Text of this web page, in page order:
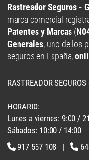
Rastreador Seguros -
marca comercial
Patentes y Marcas (
Generales, uno de los
seguros en España,
RASTREADOR
HORARIO:
Lunes a viernes: 9:00 /
Sábados: 10:00 / 14:00
917 567 108 |